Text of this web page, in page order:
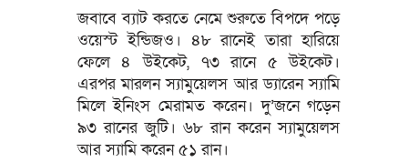
জবাবে ব্যাট করতে নেমে শুরুতে বিপদে পড়ে
ওয়েস্ট ইন্ডিজও। ৪৮ রানেই তারা হারিয়ে
ফেলে ৪ উইকেট, ৭৩ রানে ৫ উইকেট।
এরপর মারলন স্যামুয়েলস আর ড্যারেন স্যামি
মিলে ইনিংস মেরামত করেন। দু’জনে গড়েন
৯৩ রানের জুটি। ৬৮ রান করেন স্যামুয়েলস
আর স্যামি করেন ৫১ রান।